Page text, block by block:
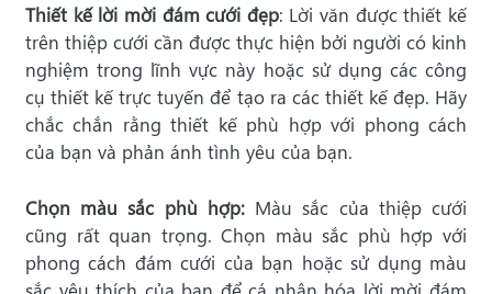
Thiết kế lời mời đám cưới đẹp: Lời văn được thiết kế
trên thiệp cưới cần được thực hiện bởi người có kinh
nghiệm trong lĩnh vực này hoặc sử dụng các công
cụ thiết kế trực tuyến để tạo ra các thiết kế đẹp. Hãy
chắc chắn rằng thiết kế phù hợp với phong cách
của bạn và phản ánh tình yêu của bạn.
Chọn màu sắc phù hợp:Màu sắc của thiệp cưới
cũng rất quan trọng. Chọn màu sắc phù hợp với
phong cách đám cưới của bạn hoặc sử dụng màu